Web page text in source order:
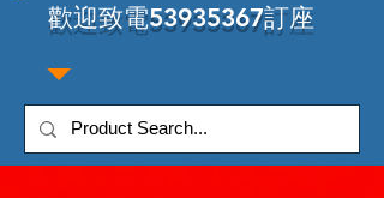
​歡迎致電53935367訂座